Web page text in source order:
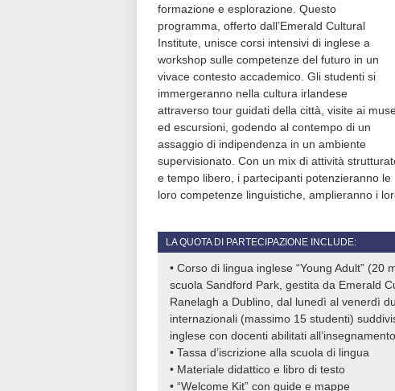
formazione e esplorazione. Questo
programma, offerto dall’Emerald Cultural
Institute, unisce corsi intensivi di inglese a
workshop sulle competenze del futuro in un
vivace contesto accademico. Gli studenti si
immergeranno nella cultura irlandese
attraverso tour guidati della città, visite ai
ed escursioni, godendo al contempo di un
assaggio di indipendenza in un ambiente
supervisionato. Con un mix di attività
e tempo libero, i partecipanti potenzieranno le
loro competenze linguistiche, amplieranno i
LA QUOTA DI PARTECIPAZIONE INCLUDE:
• Corso di lingua inglese “Young Adult”
scuola Sandford Park, gestita da Emerald
Ranelagh a Dublino, dal lunedì al venerdì
internazionali (massimo 15 studenti)
inglese con docenti abilitati
• Tassa d’iscrizione alla scuola di lingua
• Materiale didattico e libro di testo
• “Welcome Kit” con guide e mappe